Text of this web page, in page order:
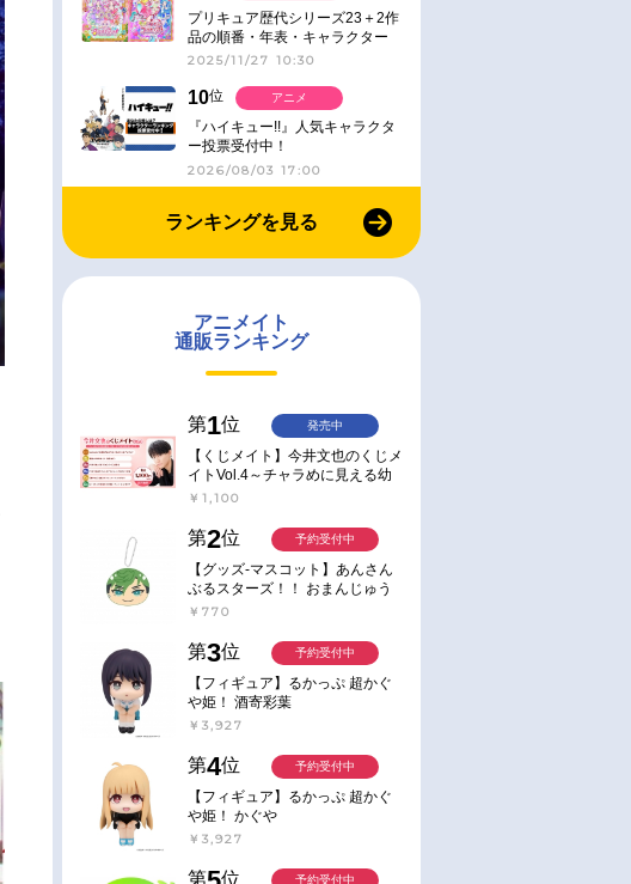
プリキュア歴代シリーズ23＋2作
品の順番・年表・キャラクター
【2025年版】
2025/11/27 10:30
10位
『ハイキュー!!』人気キャラクタ
ー投票受付中！
2026/08/03 17:00
アニメ
ランキングを見る
アニメイト
通販ランキング
第1位
【くじメイト】今井文也のくじメ
イトVol.4～チャラめに見える幼
馴染、実は一途で独占欲が強いん
￥1,100
発売中
第2位
【グッズ-マスコット】あんさん
ぶるスターズ！！ おまんじゅう
にぎにぎマスコット ねくすと2
￥770
予約受付中
第3位
【フィギュア】るかっぷ 超かぐ
や姫！ 酒寄彩葉
￥3,927
予約受付中
第4位
【フィギュア】るかっぷ 超かぐ
や姫！ かぐや
￥3,927
予約受付中
第 位 予約受付中